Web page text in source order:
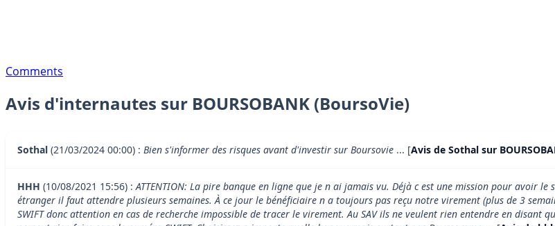
Comments
Avis d'internautes sur BOURSOBANK (BoursoVie)
Sothal (21/03/2024 00:00) : Bien s'informer des risques avant d'investir sur Boursovie ... [Avis de Sothal sur
HHH (10/08/2021 15:56) :ATTENTION: La pire banque en ligne que je n ai jamais vu. Déjà c est une mission pour avoir
étranger il faut attendre plusieurs semaines. À ce jour le bénéficiaire n a toujours pas reçu notre virement (plus de 3
SWIFT donc attention en cas de recherche impossible de tracer le virement. Au SAV ils ne veulent rien entendre en